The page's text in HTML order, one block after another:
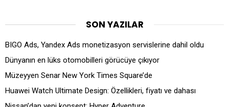
SON YAZILAR
BIGO Ads, Yandex Ads monetizasyon servislerine dahil oldu
Dünyanın en lüks otomobilleri görücüye çıkıyor
Müzeyyen Senar New York Times Square’de
Huawei Watch Ultimate Design: Özellikleri, fiyatı ve dahası